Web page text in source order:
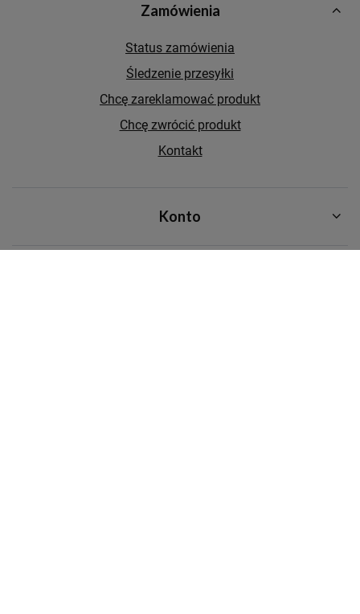
Zamówienia
Status zamówienia
Śledzenie przesyłki
Chcę zareklamować produkt
Chcę zwrócić produkt
Kontakt
Konto